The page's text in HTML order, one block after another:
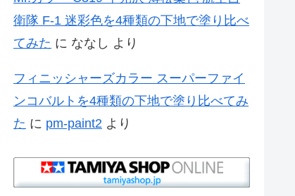
衛隊 F-1 迷彩色を4種類の下地で塗り比べ
てみた に ななし より
フィニッシャーズカラー スーパーファイ
ンコバルトを4種類の下地で塗り比べてみ
た に pm-paint2 より